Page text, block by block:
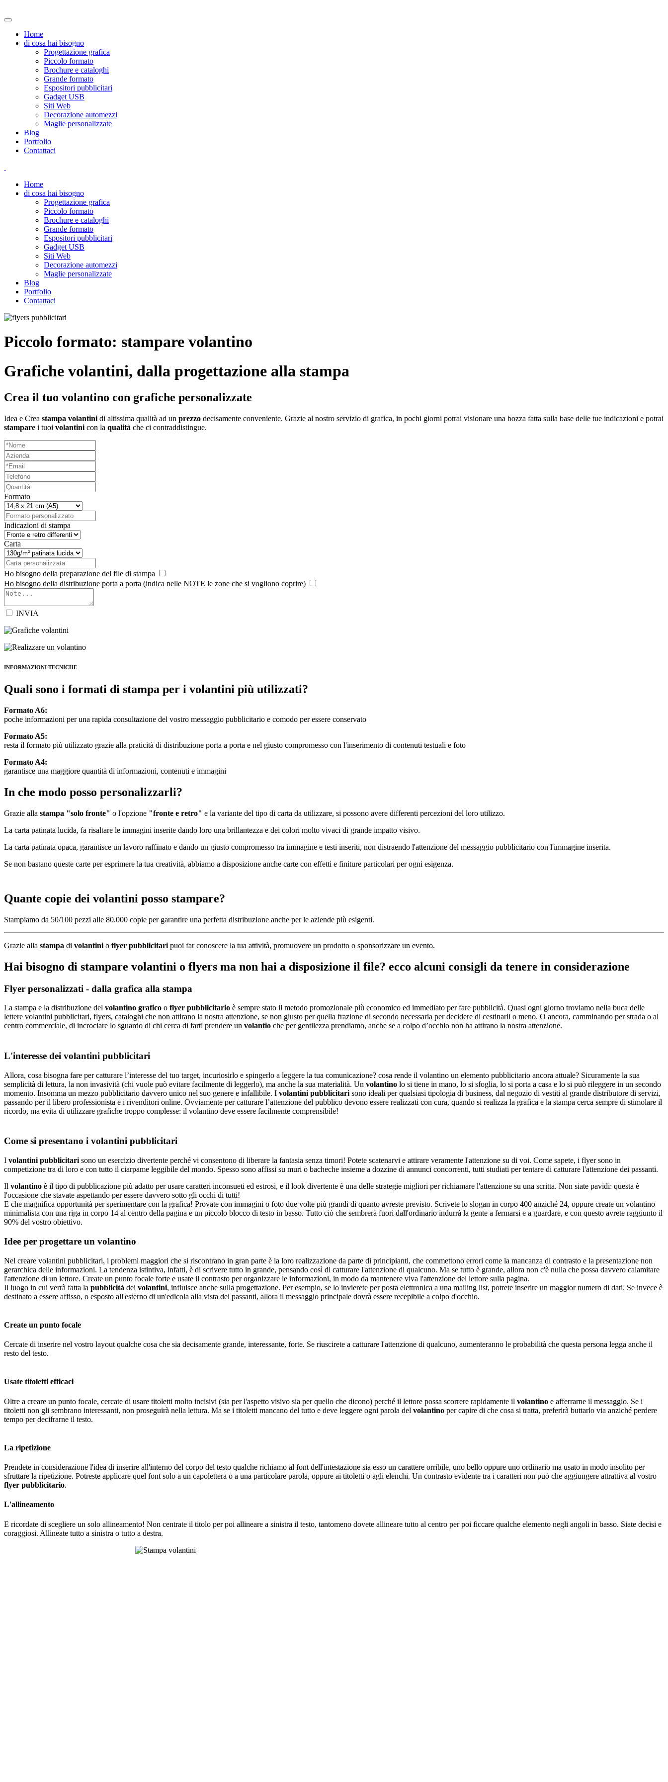
Home
di cosa hai bisogno
Progettazione grafica
Piccolo formato
Brochure e cataloghi
Grande formato
Espositori pubblicitari
Gadget USB
Siti Web
Decorazione automezzi
Maglie personalizzate
Blog
Portfolio
Contattaci
Home
di cosa hai bisogno
Progettazione grafica
Piccolo formato
Brochure e cataloghi
Grande formato
Espositori pubblicitari
Gadget USB
Siti Web
Decorazione automezzi
Maglie personalizzate
Blog
Portfolio
Contattaci
Piccolo formato: stampare volantino
Grafiche volantini, dalla progettazione alla stampa
Crea il tuo volantino con grafiche personalizzate
Idea e Crea stampa volantini di altissima qualità ad un prezzo decisamente conveniente. Grazie al nostro servizio di grafica, in pochi giorni potrai visionare una bozza fatta sulla base delle tue indicazioni e potrai
stampare i tuoi volantini con la qualità che ci contraddistingue.
Formato
Indicazioni di stampa
Carta
Ho bisogno della preparazione del file di stampa
Ho bisogno della distribuzione porta a porta (indica nelle NOTE le zone che si vogliono coprire)
INVIA
INFORMAZIONI TECNICHE
Quali sono i formati di stampa per i volantini più utilizzati?
Formato A6:
poche informazioni per una rapida consultazione del vostro messaggio pubblicitario e comodo per essere conservato
Formato A5:
resta il formato più utilizzato grazie alla praticità di distribuzione porta a porta e nel giusto compromesso con l'inserimento di contenuti testuali e foto
Formato A4:
garantisce una maggiore quantità di informazioni, contenuti e immagini
In che modo posso personalizzarli?
Grazie alla stampa "solo fronte" o l'opzione "fronte e retro" e la variante del tipo di carta da utilizzare, si possono avere differenti percezioni del loro utilizzo.
La carta patinata lucida, fa risaltare le immagini inserite dando loro una brillantezza e dei colori molto vivaci di grande impatto visivo.
La carta patinata opaca, garantisce un lavoro raffinato e dando un giusto compromesso tra immagine e testi inseriti, non distraendo l'attenzione del messaggio pubblicitario con l'immagine inserita.
Se non bastano queste carte per esprimere la tua creatività, abbiamo a disposizione anche carte con effetti e finiture particolari per ogni esigenza.
Quante copie dei volantini posso stampare?
Stampiamo da 50/100 pezzi alle 80.000 copie per garantire una perfetta distribuzione anche per le aziende più esigenti.
Grazie alla stampa di volantini o flyer pubblicitari puoi far conoscere la tua attività, promuovere un prodotto o sponsorizzare un evento.
Hai bisogno di stampare volantini o flyers ma non hai a disposizione il file? ecco alcuni consigli da tenere in considerazione
Flyer personalizzati - dalla grafica alla stampa
La stampa e la distribuzione del volantino grafico o flyer pubblicitario è sempre stato il metodo promozionale più economico ed immediato per fare pubblicità. Quasi ogni giorno troviamo nella buca delle
lettere volantini pubblicitari, flyers, cataloghi che non attirano la nostra attenzione, se non giusto per quella frazione di secondo necessaria per decidere di cestinarli o meno. O ancora, camminando per strada o al
centro commerciale, di incrociare lo sguardo di chi cerca di farti prendere un volantio che per gentilezza prendiamo, anche se a colpo d’occhio non ha attirano la nostra attenzione.
L'interesse dei volantini pubblicitari
Allora, cosa bisogna fare per catturare l’interesse del tuo target, incuriosirlo e spingerlo a leggere la tua comunicazione? cosa rende il volantino un elemento pubblicitario ancora attuale? Sicuramente la sua
semplicità di lettura, la non invasività (chi vuole può evitare facilmente di leggerlo), ma anche la sua materialità. Un volantino lo si tiene in mano, lo si sfoglia, lo si porta a casa e lo si può rileggere in un secondo
momento. Insomma un mezzo pubblicitario davvero unico nel suo genere e infallibile. I volantini pubblicitari sono ideali per qualsiasi tipologia di business, dal negozio di vestiti al grande distributore di servizi,
passando per il libero professionista e i rivenditori online. Ovviamente per catturare l’attenzione del pubblico devono essere realizzati con cura, quando si realizza la grafica e la stampa cerca sempre di stimolare il
ricordo, ma evita di utilizzare grafiche troppo complesse: il volantino deve essere facilmente comprensibile!
Come si presentano i volantini pubblicitari
I volantini pubblicitari sono un esercizio divertente perché vi consentono di liberare la fantasia senza timori! Potete scatenarvi e attirare veramente l'attenzione su di voi. Come sapete, i flyer sono in
competizione tra di loro e con tutto il ciarpame leggibile del mondo. Spesso sono affissi su muri o bacheche insieme a dozzine di annunci concorrenti, tutti studiati per tentare di catturare l'attenzione dei passanti.
Il volantino è il tipo di pubblicazione più adatto per usare caratteri inconsueti ed estrosi, e il look divertente è una delle strategie migliori per richiamare l'attenzione su una scritta. Non siate pavidi: questa è
l'occasione che stavate aspettando per essere davvero sotto gli occhi di tutti!
E che magnifica opportunità per sperimentare con la grafica! Provate con immagini o foto due volte più grandi di quanto avreste previsto. Scrivete lo slogan in corpo 400 anziché 24, oppure create un volantino
minimalista con una riga in corpo 14 al centro della pagina e un piccolo blocco di testo in basso. Tutto ciò che sembrerà fuori dall'ordinario indurrà la gente a fermarsi e a guardare, e con questo avrete raggiunto il
90% del vostro obiettivo.
Idee per progettare un volantino
Nel creare volantini pubblicitari, i problemi maggiori che si riscontrano in gran parte è la loro realizzazione da parte di principianti, che commettono errori come la mancanza di contrasto e la presentazione non
gerarchica delle informazioni. La tendenza istintiva, infatti, è di scrivere tutto in grande, pensando così di catturare l'attenzione di qualcuno. Ma se tutto è grande, allora non c'è nulla che possa davvero calamitare
l'attenzione di un lettore. Create un punto focale forte e usate il contrasto per organizzare le informazioni, in modo da mantenere viva l'attenzione del lettore sulla pagina.
Il luogo in cui verrà fatta la pubblicità dei volantini, influisce anche sulla progettazione. Per esempio, se lo invierete per posta elettronica a una mailing list, potrete inserire un maggior numero di dati. Se invece è
destinato a essere affisso, o esposto all'esterno di un'edicola alla vista dei passanti, allora il messaggio principale dovrà essere recepibile a colpo d'occhio.
Create un punto focale
Cercate di inserire nel vostro layout qualche cosa che sia decisamente grande, interessante, forte. Se riuscirete a catturare l'attenzione di qualcuno, aumenteranno le probabilità che questa persona legga anche il
resto del testo.
Usate titoletti efficaci
Oltre a creare un punto focale, cercate di usare titoletti molto incisivi (sia per l'aspetto visivo sia per quello che dicono) perché il lettore possa scorrere rapidamente il volantino e afferrarne il messaggio. Se i
titoletti non gli sembrano interessanti, non proseguirà nella lettura. Ma se i titoletti mancano del tutto e deve leggere ogni parola del volantino per capire di che cosa si tratta, preferirà buttarlo via anziché perdere
tempo per decifrarne il testo.
La ripetizione
Prendete in considerazione l'idea di inserire all'interno del corpo del testo qualche richiamo al font dell'intestazione sia esso un carattere orribile, uno bello oppure uno ordinario ma usato in modo insolito per
sfruttare la ripetizione. Potreste applicare quel font solo a un capolettera o a una particolare parola, oppure ai titoletti o agli elenchi. Un contrasto evidente tra i caratteri non può che aggiungere attrattiva al vostro
flyer pubblicitario.
L'allineamento
E ricordate di scegliere un solo allineamento! Non centrate il titolo per poi allineare a sinistra il testo, tantomeno dovete allineare tutto al centro per poi ficcare qualche elemento negli angoli in basso. Siate decisi e
coraggiosi. Allineate tutto a sinistra o tutto a destra.